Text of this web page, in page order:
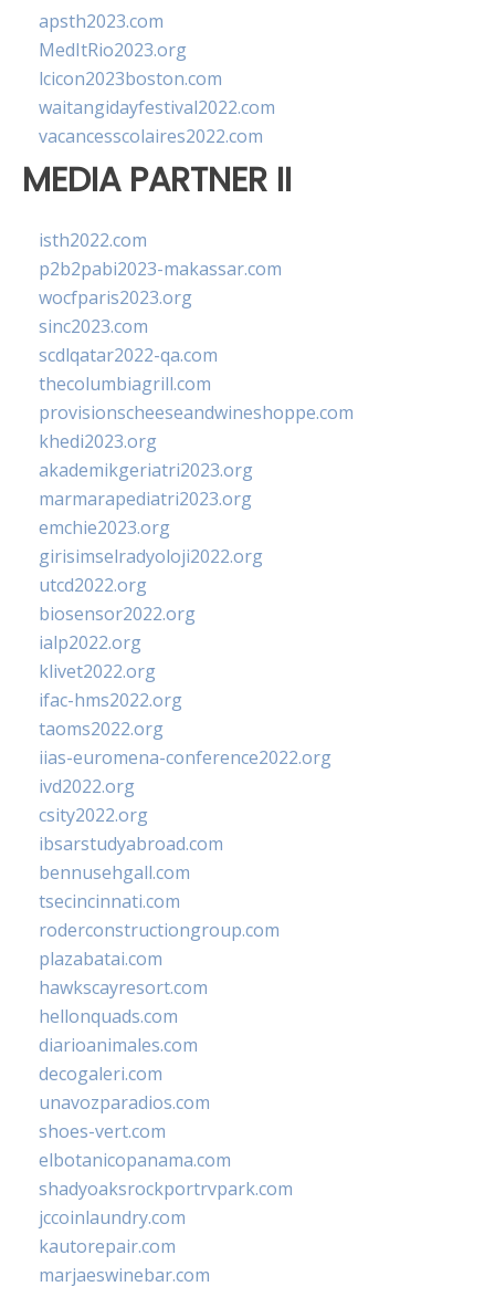
apsth2023.com
MedItRio2023.org
lcicon2023boston.com
waitangidayfestival2022.com
vacancesscolaires2022.com
MEDIA PARTNER II
isth2022.com
p2b2pabi2023-makassar.com
wocfparis2023.org
sinc2023.com
scdlqatar2022-qa.com
thecolumbiagrill.com
provisionscheeseandwineshoppe.com
khedi2023.org
akademikgeriatri2023.org
marmarapediatri2023.org
emchie2023.org
girisimselradyoloji2022.org
utcd2022.org
biosensor2022.org
ialp2022.org
klivet2022.org
ifac-hms2022.org
taoms2022.org
iias-euromena-conference2022.org
ivd2022.org
csity2022.org
ibsarstudyabroad.com
bennusehgall.com
tsecincinnati.com
roderconstructiongroup.com
plazabatai.com
hawkscayresort.com
hellonquads.com
diarioanimales.com
decogaleri.com
unavozparadios.com
shoes-vert.com
elbotanicopanama.com
shadyoaksrockportrvpark.com
jccoinlaundry.com
kautorepair.com
marjaeswinebar.com